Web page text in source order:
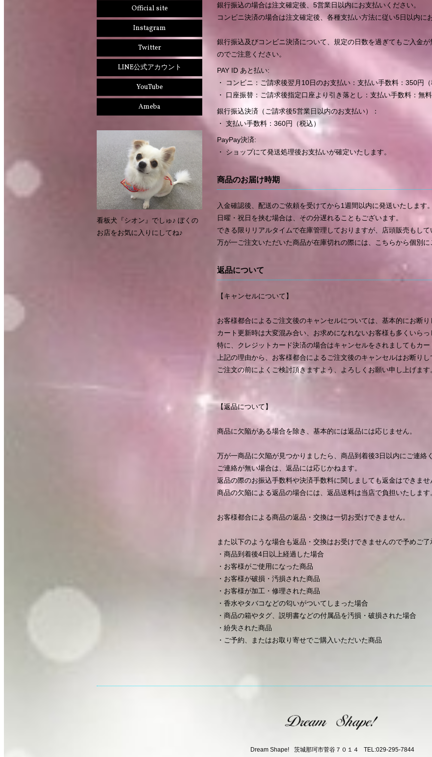
銀行振込の場合は注文確定後、5営業日以内にお支払いください。
コンビニ決済の場合は注文確定後、各種支払い方法に従い5日以内に
銀行振込及びコンビニ決済について、規定の日数を過ぎてもご入金
のでご注意ください。
PAY ID あと払い:
・ コンビニ：ご請求後翌月10日のお支払い：支払い手数料：350円（
・ 口座振替：ご請求後指定口座より引き落とし：支払い手数料：無料
銀行振込決済（ご請求後5営業日以内のお支払い）：
・ 支払い手数料：360円（税込）
PayPay決済:
・ ショップにて発送処理後お支払いが確定いたします。
商品のお届け時期
入金確認後、配送のご依頼を受けてから1週間以内に発送いたします。
日曜・祝日を挟む場合は、その分遅れることもございます。
できる限りリアルタイムで在庫管理しておりますが、店頭販売もし
万が一ご注文いただいた商品が在庫切れの際には、こちらから個別に
返品について
【キャンセルについて】
お客様都合によるご注文後のキャンセルについては、基本的にお断り
カート更新時は大変混み合い、お求めになれないお客様も多くいらっ
特に、クレジットカード決済の場合はキャンセルをされましてもカー
上記の理由から、お客様都合によるご注文後のキャンセルはお断りし
ご注文の前によくご検討頂きますよう、よろしくお願い申し上げます
【返品について】
商品に欠陥がある場合を除き、基本的には返品には応じません。
万が一商品に欠陥が見つかりましたら、商品到着後3日以内にご連絡
ご連絡が無い場合は、返品には応じかねます。
返品の際のお振込手数料や決済手数料に関しましても返金はできませ
商品の欠陥による返品の場合には、返品送料は当店で負担いたします
お客様都合による商品の返品・交換は一切お受けできません。
また以下のような場合も返品・交換はお受けできませんので予めご了
・商品到着後4日以上経過した場合
・お客様がご使用になった商品
・お客様が破損・汚損された商品
・お客様が加工・修理された商品
・香水やタバコなどの匂いがついてしまった場合
・商品の箱やタグ、説明書などの付属品を汚損・破損された場合
・紛失された商品
・ご予約、またはお取り寄せでご購入いただいた商品
Official site
Instagram
Twitter
LINE公式アカウント
YouTube
Ameba
看板犬『シオン』でしゅ♪ ぼくの
お店をお気に入りにしてね♪
Dream Shape! 茨城那珂市菅谷７０１４ TEL:029-295-7844